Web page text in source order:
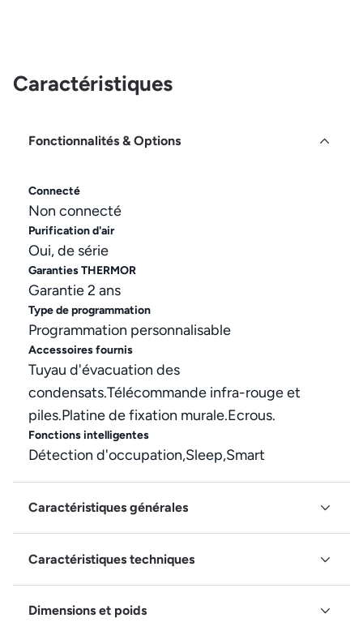
Caractéristiques
Fonctionnalités & Options
Connecté
Non connecté
Purification d'air
Oui, de série
Garanties THERMOR
Garantie 2 ans
Type de programmation
Programmation personnalisable
Accessoires fournis
Tuyau d'évacuation des
condensats.Télécommande infra-rouge et
piles.Platine de fixation murale.Ecrous.
Fonctions intelligentes
Détection d'occupation,Sleep,Smart
Caractéristiques générales
Caractéristiques techniques
Dimensions et poids